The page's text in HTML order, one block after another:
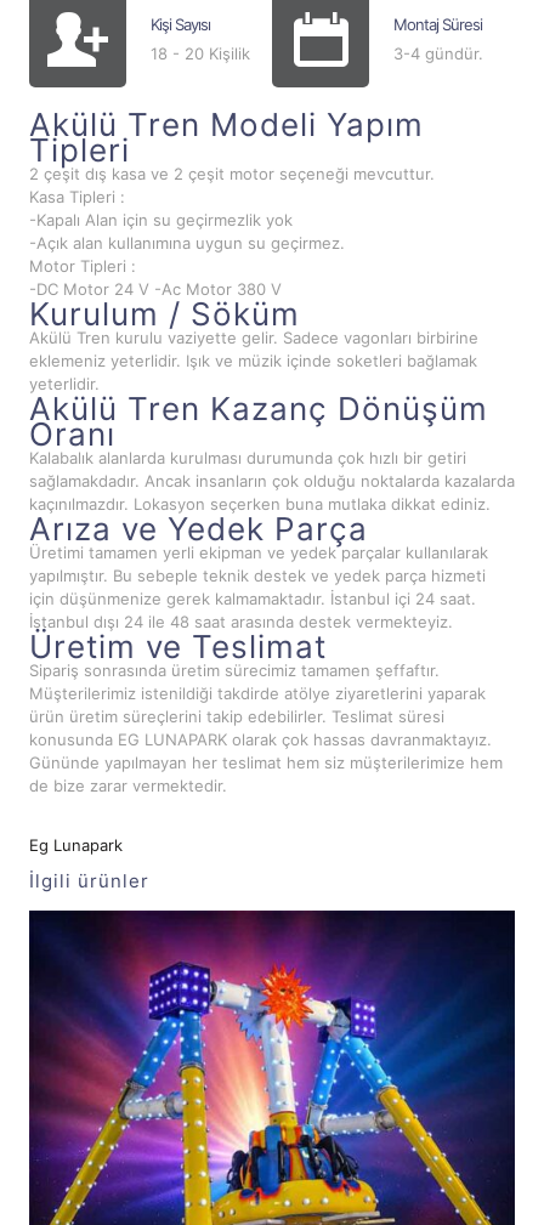
Kişi Sayısı
18 - 20 Kişilik
Montaj Süresi
3-4 gündür.
Akülü Tren Modeli Yapım
Tipleri
2 çeşit dış kasa ve 2 çeşit motor seçeneği mevcuttur.
Kasa Tipleri :
-Kapalı Alan için su geçirmezlik yok
-Açık alan kullanımına uygun su geçirmez.
Motor Tipleri :
-DC Motor 24 V -Ac Motor 380 V
Kurulum / Söküm
Akülü Tren kurulu vaziyette gelir. Sadece vagonları birbirine
eklemeniz yeterlidir. Işık ve müzik içinde soketleri bağlamak
yeterlidir.
Akülü Tren Kazanç Dönüşüm
Oranı
Kalabalık alanlarda kurulması durumunda çok hızlı bir getiri
sağlamakdadır. Ancak insanların çok olduğu noktalarda kazalarda
kaçınılmazdır. Lokasyon seçerken buna mutlaka dikkat ediniz.
Arıza ve Yedek Parça
Üretimi tamamen yerli ekipman ve yedek parçalar kullanılarak
yapılmıştır. Bu sebeple teknik destek ve yedek parça hizmeti
için düşünmenize gerek kalmamaktadır. İstanbul içi 24 saat.
İstanbul dışı 24 ile 48 saat arasında destek vermekteyiz.
Üretim ve Teslimat
Sipariş sonrasında üretim sürecimiz tamamen şeffaftır.
Müşterilerimiz istenildiği takdirde atölye ziyaretlerini yaparak
ürün üretim süreçlerini takip edebilirler. Teslimat süresi
konusunda EG LUNAPARK olarak çok hassas davranmaktayız.
Gününde yapılmayan her teslimat hem siz müşterilerimize hem
de bize zarar vermektedir.
Eg Lunapark
İlgili ürünler